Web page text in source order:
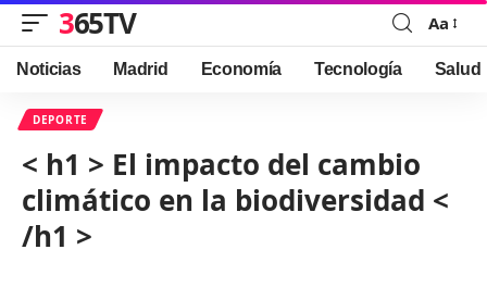
365TV
Font
Resizer
Aa
Noticias Madrid Economía Tecnología Salud
DEPORTE
< h1 > El impacto del cambio
climático en la biodiversidad <
/h1 >